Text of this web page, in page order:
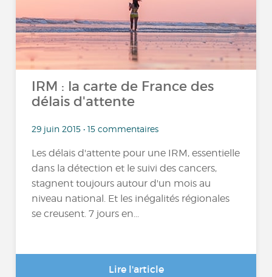
IRM : la carte de France des
délais d'attente
29 juin 2015 • 15 commentaires
Les délais d'attente pour une IRM, essentielle
dans la détection et le suivi des cancers,
stagnent toujours autour d'un mois au
niveau national. Et les inégalités régionales
se creusent. 7 jours en...
Lire l'article